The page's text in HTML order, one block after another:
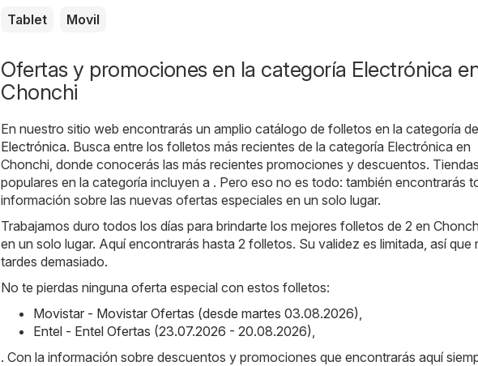
Tablet Movil
Ofertas y promociones en la categoría Electrónica
Chonchi
En nuestro sitio web encontrarás un amplio catálogo de folletos en la categoría de
Electrónica. Busca entre los folletos más recientes de la categoría Electrónica en
Chonchi, donde conocerás las más recientes promociones y descuentos.
populares en la categoría incluyen a . Pero eso no es todo: también encontrarás
información sobre las nuevas ofertas especiales en un solo lugar.
Trabajamos duro todos los días para brindarte los mejores folletos de 2 en
en un solo lugar. Aquí encontrarás hasta 2 folletos. Su validez es limitada, así que
tardes demasiado.
No te pierdas ninguna oferta especial con estos folletos:
Movistar - Movistar Ofertas (desde martes 03.08.2026),
Entel - Entel Ofertas (23.07.2026 - 20.08.2026),
. Con la información sobre descuentos y promociones que encontrarás aquí